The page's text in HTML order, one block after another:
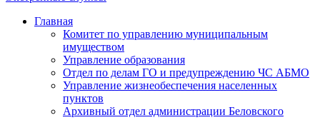
Главная
Комитет по управлению муниципальным
имуществом
Управление образования
Отдел по делам ГО и предупреждению ЧС АБМО
Управление жизнеобеспечения населенных
пунктов
Архивный отдел администрации Беловского